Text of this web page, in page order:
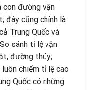
con đường vận
đây cũng chính là
Trung Quốc và
sánh tỉ lệ vận
đường thủy;
chiếm tỉ lệ cao
Quốc có những